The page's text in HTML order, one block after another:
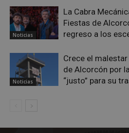
Noticias
La Cabra
Fiestas de
regreso a los
Noticias
Crece el
de Alcorcón por
“justo” para su